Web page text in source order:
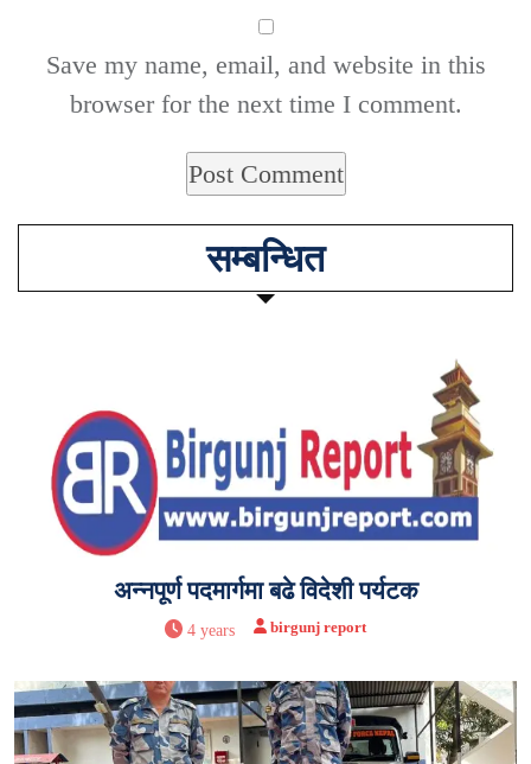
Save my name, email, and website in this
browser for the next time I comment.
सम्बन्धित
अन्नपूर्ण पदमार्गमा बढे विदेशी पर्यटक
4 years birgunj report